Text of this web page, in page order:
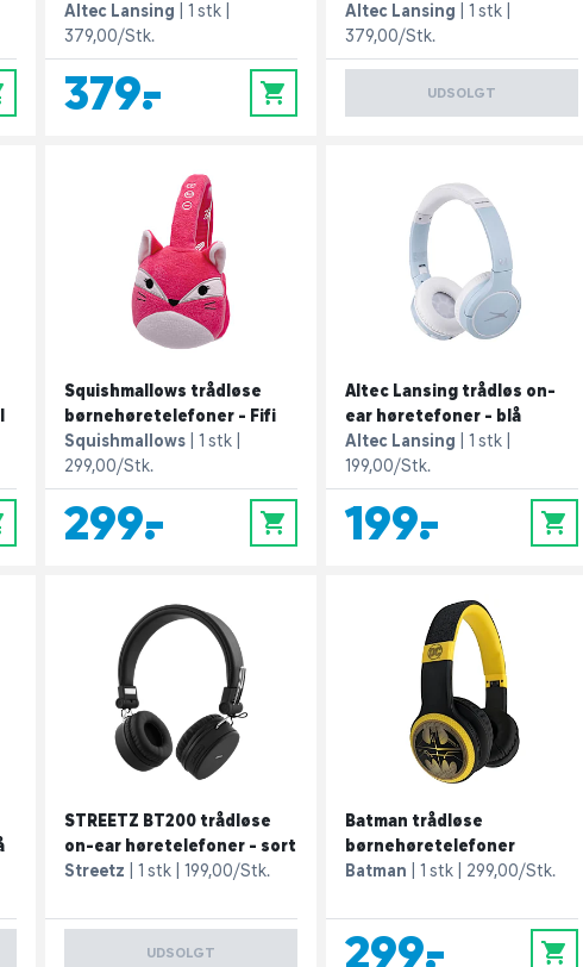
Altec Lansing
1 stk
379,00/Stk.
379,- 0
Altec Lansing
1 stk
379,00/Stk.
UDSOLGT
Squishmallows trådløse
børnehøretelefoner - Fifi
Squishmallows
1 stk
299,00/Stk.
299,- 0
Altec Lansing trådløs on-
ear høretefoner - blå
Altec Lansing
1 stk
199,00/Stk.
199,- 0
STREETZ BT200 trådløse
on-ear høretelefoner - sort
Streetz
1 stk 199,00/Stk.
UDSOLGT
Batman trådløse
børnehøretelefoner
Batman
1 stk 299,00/Stk.
299,- 0